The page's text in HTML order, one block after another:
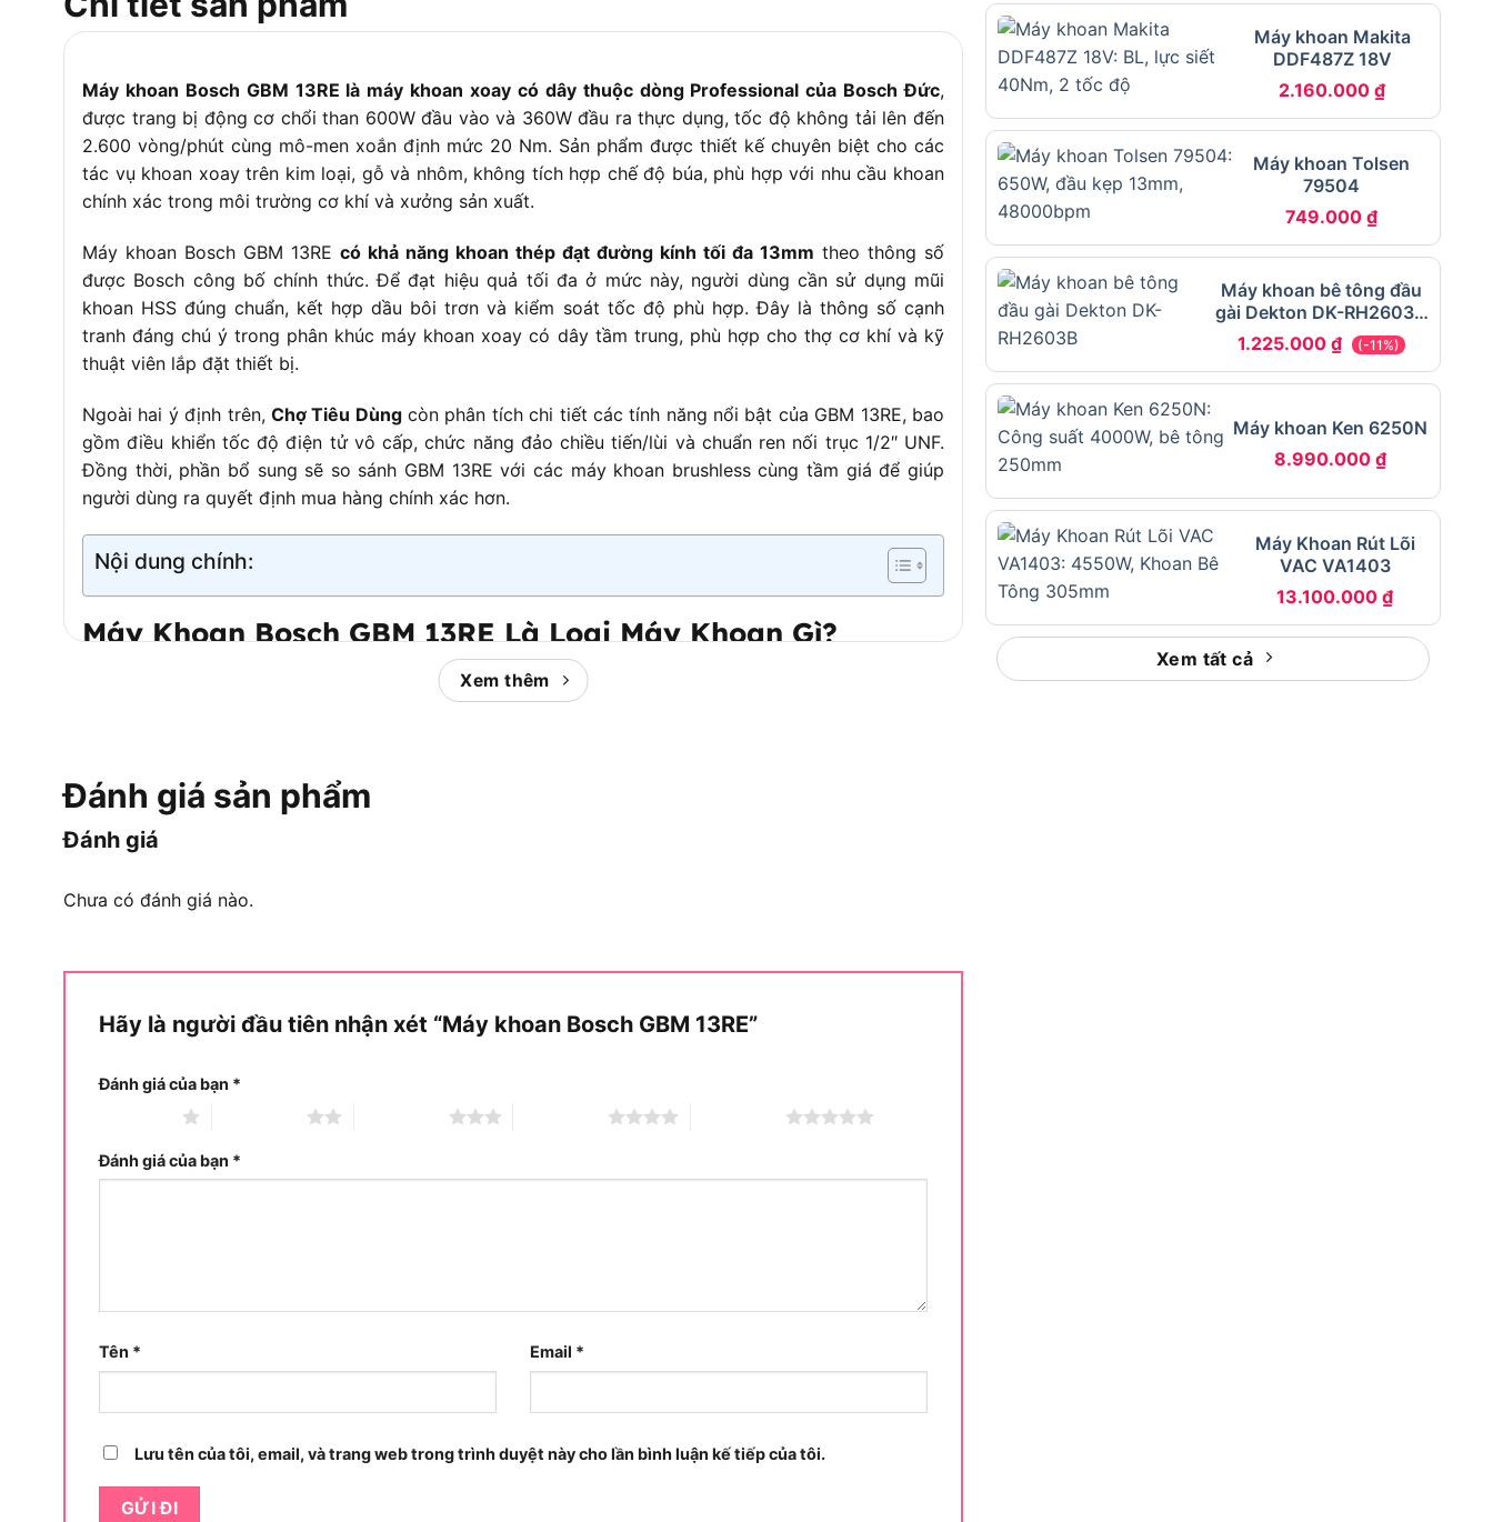
Khoan nhôm tối đa
13 mm
Chức năng bổ sung
Đảo chiều tiến/lùi, Điều chỉnh tốc độ điện tử
Máy khoan Bosch GBM 13RE là máy khoan xoay có dây thuộc dòng Professional của Bosch Đức,
được trang bị động cơ chổi than 600W đầu vào và 360W đầu ra thực dụng, tốc độ không tải lên đến
2.600 vòng/phút cùng mô-men xoắn định mức 20 Nm. Sản phẩm được thiết kế chuyên biệt cho các
tác vụ khoan xoay trên kim loại, gỗ và nhôm, không tích hợp chế độ búa, phù hợp với nhu cầu khoan
chính xác trong môi trường cơ khí và xưởng sản xuất.
Máy khoan Bosch GBM 13RE có khả năng khoan thép đạt đường kính tối đa 13mm theo thông số
được Bosch công bố chính thức. Để đạt hiệu quả tối đa ở mức này, người dùng cần sử dụng mũi
khoan HSS đúng chuẩn, kết hợp dầu bôi trơn và kiểm soát tốc độ phù hợp. Đây là thông số cạnh
tranh đáng chú ý trong phân khúc máy khoan xoay có dây tầm trung, phù hợp cho thợ cơ khí và kỹ
thuật viên lắp đặt thiết bị.
Ngoài hai ý định trên, Chợ Tiêu Dùngcòn phân tích chi tiết các tính năng nổi bật của GBM 13RE, bao
gồm điều khiển tốc độ điện tử vô cấp, chức năng đảo chiều tiến/lùi và chuẩn ren nối trục 1/2″ UNF.
Đồng thời, phần bổ sung sẽ so sánh GBM 13RE với các máy khoan brushless cùng tầm giá để giúp
người dùng ra quyết định mua hàng chính xác hơn.
Nội dung chính:
Máy Khoan Bosch GBM 13RE Là Loại Máy Khoan Gì?
Máy khoan Bosch GBM 13RE là máy khoan xoay có dây dùng động cơ chổi than, thuộc dòng máy
cầm tay chuyên nghiệp (Professional) của Bosch Đức, được định vị cho người dùng chuyên nghiệp
người dùng, chức năng cốt lõi và nguồn gốc thương hiệu.
GBM 13RE Thuộc Phân Khúc Người Dùng Nào?
Máy khoan Bosch GBM 13RE được thiết kế chủ yếu cho thợ cơ khí, thợ hàn, kỹ thuật viên lắp đặt hệ
thống và người dùng chuyên nghiệp cần khoan thép định kỳ với độ chính xác cao.
không quá tải động cơ.
Xem thêm
Đánh giá sản phẩm
Đánh giá
Chưa có đánh giá nào.
Hãy là người đầu tiên nhận xét “Máy khoan Bosch GBM 13RE”
Đánh giá của bạn *
Đánh giá của bạn *
Tên * Email *
Lưu tên của tôi, email, và trang web trong trình duyệt này cho lần bình luận kế tiếp của tôi.
Máy khoan Makita
DDF487Z 18V
2.160.000₫
Máy khoan Tolsen
79504
749.000 ₫
Máy khoan bê tông đầu
gài Dekton DK-RH2603B
3 chức năng
1.225.000 ₫ (-11%)
Máy khoan Ken 6250N
8.990.000₫
Máy Khoan Rút Lõi
VAC VA1403
13.100.000₫
Xem tất cả